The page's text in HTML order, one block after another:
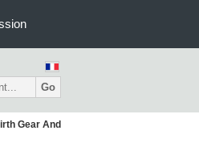
Go
Gear And